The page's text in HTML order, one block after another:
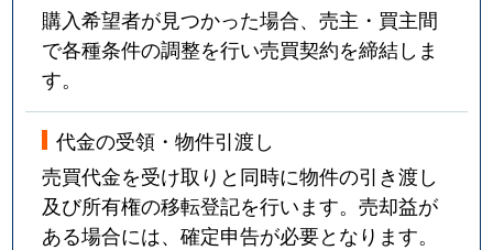
購入希望者が見つかった場合、売主・買主間
で各種条件の調整を行い売買契約を締結しま
す。
代金の受領・物件引渡し
売買代金を受け取りと同時に物件の引き渡し
及び所有権の移転登記を行います。売却益が
ある場合には、確定申告が必要となります。